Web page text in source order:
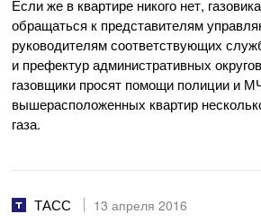
Если же в квартире никого нет,
обращаться к представителям
руководителям соответствующих
и префектур административных
газовщики просят помощи полиции и
вышерасположенных квартир
газа.
ТАСС 13 апреля 2016